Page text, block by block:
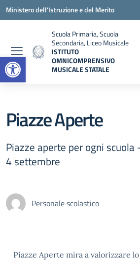
Open toolbar
Vai ai contenuti
Vai al menu di navigazione
Vai al footer
Ministero dell'Istruzione e del Merito
Scuola Primaria, Scuola
Secondaria, Liceo Musicale
ISTITUTO
OMNICOMPRENSIVO
MUSICALE STATALE
Piazze Aperte
Piazze aperte per ogni
4 settembre
Personale scolastico
Piazze Aperte mira a valorizzare